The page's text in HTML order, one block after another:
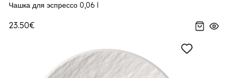
Чашка для эспрессо 0,06 l
23.50€